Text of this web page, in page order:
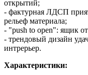
открытий;
- фактурная ЛДСП
рельеф материала;
- "push to open": ящик
- трендовый дизайн
интрерьер.
Характеристики: